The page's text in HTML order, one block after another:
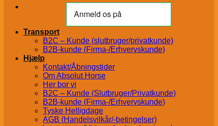
Transport
B2C – Kunde (slutbruger/privatkunde)
B2B-kunde (Firma-/Erhvervskunde)
Hjælp
Kontakt/Åbningstider
Om Absolut Horse
Her bor vi
B2C – Kunde (Slutbruger/Privatkunde)
B2B-kunde (Firma-/Erhvervskunde)
Tyske Helligdage
AGB (Handelsvilkår/-betingelser)